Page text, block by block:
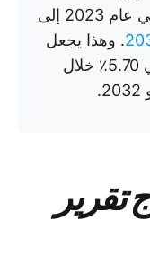
. وهذا يجعل
معدل النمو السنوي المركب حوالي 5.70٪ خلال
تقرير